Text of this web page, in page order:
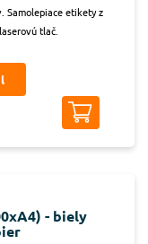
Samolepiace etikety z
tlač.
- biely